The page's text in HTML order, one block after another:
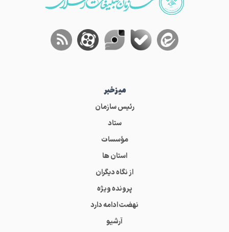
میز‌خبر
رئیس سازمان
ستاد
مؤسسات
استان ها
از نگاه دیگران
پرونده ویژه
نهضت ادامه دارد
آرشیو